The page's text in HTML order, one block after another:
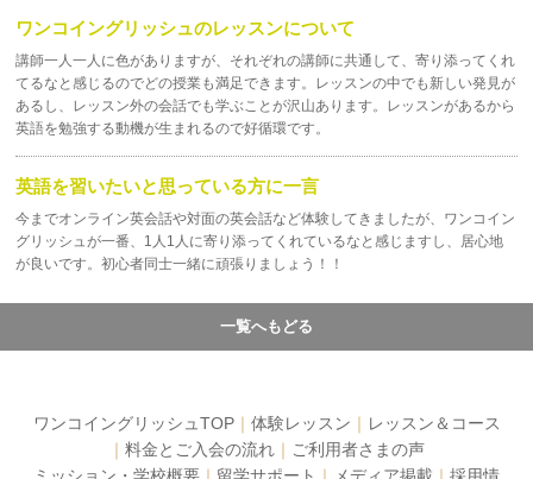
ワンコイングリッシュのレッスンについて
講師一人一人に色がありますが、それぞれの講師に共通して、寄り添ってくれ
てるなと感じるのでどの授業も満足できます。
レッスンの中でも新しい発見が
あるし、レッスン外の会話でも学ぶことが沢山あります。
レッスンがあるから
英語を勉強する動機が生まれるので好循環です。
英語を習いたいと思っている方に一言
今までオンライン英会話や対面の英会話など体験してきましたが、ワンコイン
グリッシュが一番、1人1人に寄り添ってくれているなと感じますし、居心地
が良いです。初心者同士一緒に頑張りましょう！！
一覧へもどる
ワンコイングリッシュTOP｜ 体験レッスン ｜ レッスン＆コース
｜ 料金とご入会の流れ ｜ ご利用者さまの声